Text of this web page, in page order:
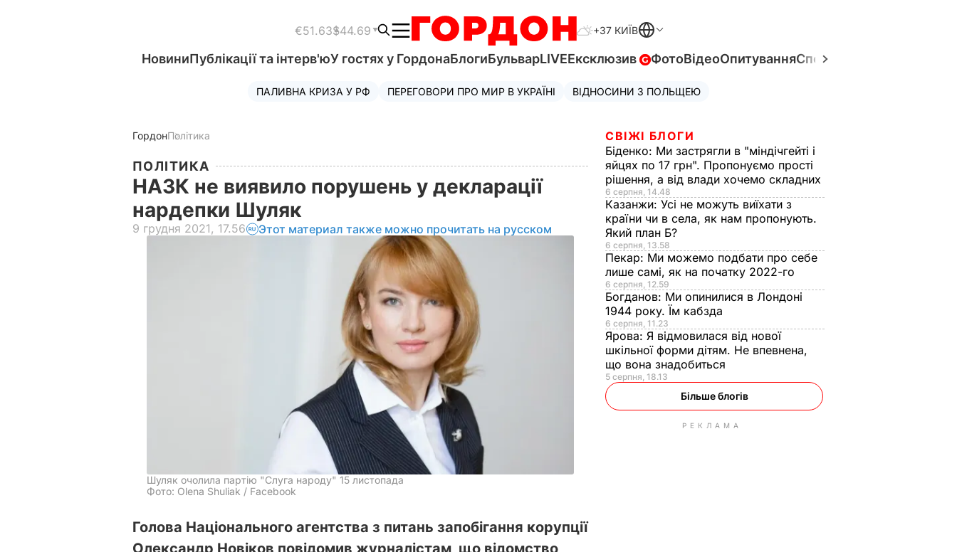
€51.63$44.69 +37 КИЇВ
НовиниПублікації та інтерв'юУ гостях у ГордонаБлогиБульварLIVEЕксклюзив ФотоВідеоОпитуванняСпецпроєкти
ПАЛИВНА КРИЗА У РФ ПЕРЕГОВОРИ ПРО МИР В УКРАЇНІ ВІДНОСИНИ З ПОЛЬЩЕЮ
ГордонПолітика
ПОЛІТИКА
НАЗК не виявило порушень у декларації
нардепки Шуляк
9 грудня 2021, 17.56 Этот материал также можно прочитать на русском
Шуляк очолила партію "Слуга народу" 15 листопада
Фото: Olena Shuliak / Facebook
Голова Національного агентства з питань запобігання корупції
Олександр Новіков повідомив журналістам, що відомство
СВІЖІ БЛОГИ
Біденко: Ми застрягли в "міндічгейті і
яйцях по 17 грн". Пропонуємо прості
рішення, а від влади хочемо складних
6 серпня, 14.48
Казанжи: Усі не можуть виїхати з
країни чи в села, як нам пропонують.
Який план Б?
6 серпня, 13.58
Пекар: Ми можемо подбати про себе
лише самі, як на початку 2022-го
6 серпня, 12.59
Богданов: Ми опинилися в Лондоні
1944 року. Їм кабзда
6 серпня, 11.23
Ярова: Я відмовилася від нової
шкільної форми дітям. Не впевнена,
що вона знадобиться
5 серпня, 18.13
Більше блогів
РЕКЛАМА